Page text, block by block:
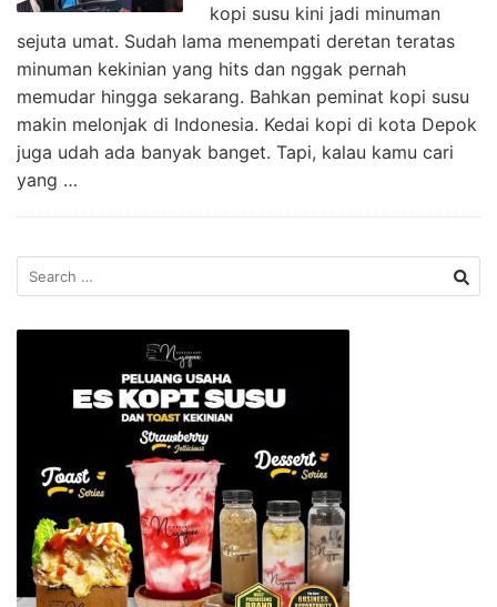
kopi susu kini jadi minuman
sejuta umat. Sudah lama menempati deretan teratas
minuman kekinian yang hits dan nggak pernah
memudar hingga sekarang. Bahkan peminat kopi susu
makin melonjak di Indonesia. Kedai kopi di kota Depok
juga udah ada banyak banget. Tapi, kalau kamu cari
yang …
Search
for: